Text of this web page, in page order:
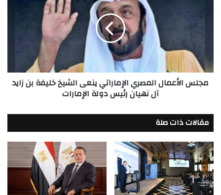
الإماراتي
ينعى
زايد
آل
دولة
الإمارات
مجلس الأعمال المصري الإماراتي ينعى الشيخ خليفة بن زايد
آل نهيان رئيس دولة الإمارات
مقالات ذات صلة